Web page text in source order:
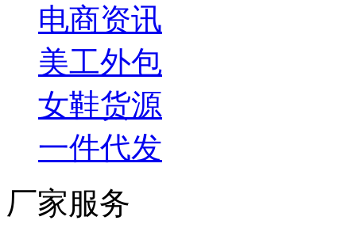
电商资讯
美工外包
女鞋货源
一件代发
厂家服务